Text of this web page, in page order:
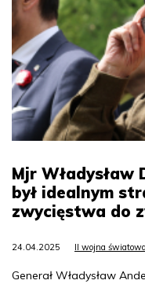
Mjr Władysław
był idealnym
zwycięstwa do
24.04.2025 II wojna światowa
Generał Władysław